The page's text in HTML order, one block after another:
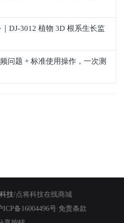
DJ-3012 植物 3D 根系生长监
问题 + 标准使用操作，一次测
技/点将科技在线商城
ICP备16004496号 免责条款